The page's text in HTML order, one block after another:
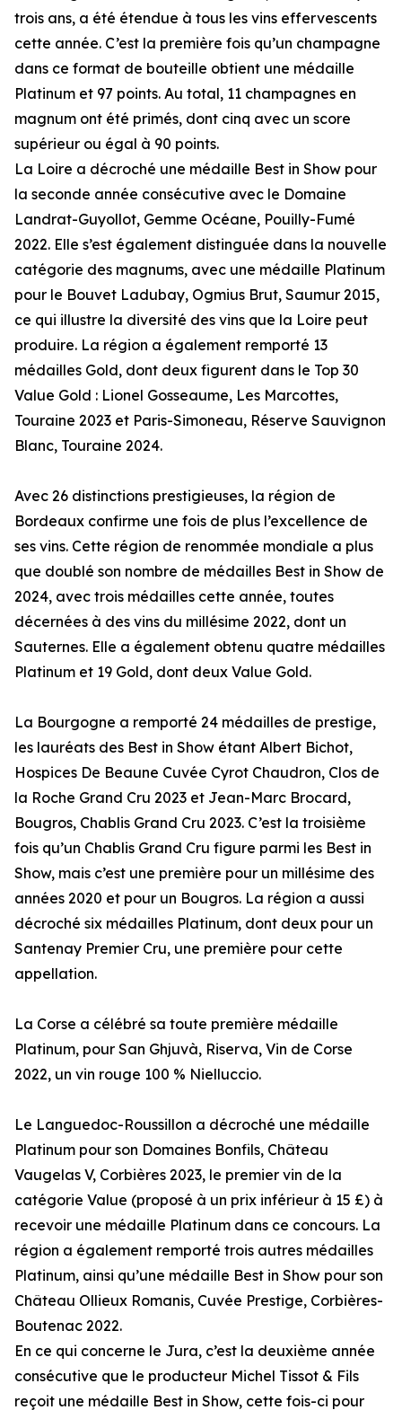
trois ans, a été étendue à tous les vins effervescents
cette année. C’est la première fois qu’un champagne
dans ce format de bouteille obtient une médaille
Platinum et 97 points. Au total, 11 champagnes en
magnum ont été primés, dont cinq avec un score
supérieur ou égal à 90 points.
La Loire a décroché une médaille Best in Show pour
la seconde année consécutive avec le Domaine
Landrat-Guyollot, Gemme Océane, Pouilly-Fumé
2022. Elle s’est également distinguée dans la nouvelle
catégorie des magnums, avec une médaille Platinum
pour le Bouvet Ladubay, Ogmius Brut, Saumur 2015,
ce qui illustre la diversité des vins que la Loire peut
produire. La région a également remporté 13
médailles Gold, dont deux figurent dans le Top 30
Value Gold : Lionel Gosseaume, Les Marcottes,
Touraine 2023 et Paris-Simoneau, Réserve Sauvignon
Blanc, Touraine 2024.
Avec 26 distinctions prestigieuses, la région de
Bordeaux confirme une fois de plus l’excellence de
ses vins. Cette région de renommée mondiale a plus
que doublé son nombre de médailles Best in Show de
2024, avec trois médailles cette année, toutes
décernées à des vins du millésime 2022, dont un
Sauternes. Elle a également obtenu quatre médailles
Platinum et 19 Gold, dont deux Value Gold.
La Bourgogne a remporté 24 médailles de prestige,
les lauréats des Best in Show étant Albert Bichot,
Hospices De Beaune Cuvée Cyrot Chaudron, Clos de
la Roche Grand Cru 2023 et Jean-Marc Brocard,
Bougros, Chablis Grand Cru 2023. C’est la troisième
fois qu’un Chablis Grand Cru figure parmi les Best in
Show, mais c’est une première pour un millésime des
années 2020 et pour un Bougros. La région a aussi
décroché six médailles Platinum, dont deux pour un
Santenay Premier Cru, une première pour cette
appellation.
La Corse a célébré sa toute première médaille
Platinum, pour San Ghjuvà, Riserva, Vin de Corse
2022, un vin rouge 100 % Nielluccio.
Le Languedoc-Roussillon a décroché une médaille
Platinum pour son Domaines Bonfils, Château
Vaugelas V, Corbières 2023, le premier vin de la
catégorie Value (proposé à un prix inférieur à 15 £) à
recevoir une médaille Platinum dans ce concours. La
région a également remporté trois autres médailles
Platinum, ainsi qu’une médaille Best in Show pour son
Château Ollieux Romanis, Cuvée Prestige, Corbières-
Boutenac 2022.
En ce qui concerne le Jura, c’est la deuxième année
consécutive que le producteur Michel Tissot & Fils
reçoit une médaille Best in Show, cette fois-ci pour